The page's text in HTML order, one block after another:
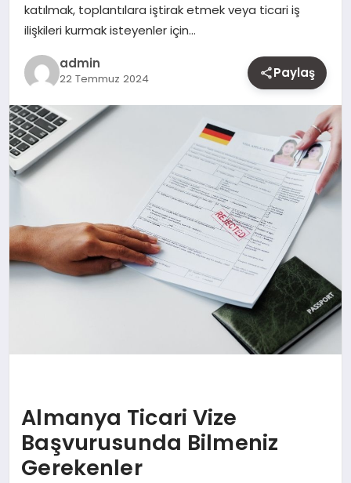
OTOMOBIL
katılmak, toplantılara iştirak etmek veya ticari iş
ilişkileri kurmak isteyenler için…
admin
22 Temmuz 2024 Paylaş
Almanya Ticari Vize
Başvurusunda Bilmeniz
Gerekenler